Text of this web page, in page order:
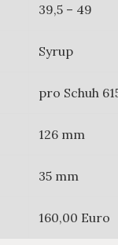
39,5 – 49
Syrup
pro Schuh
126 mm
35 mm
160,00 Euro